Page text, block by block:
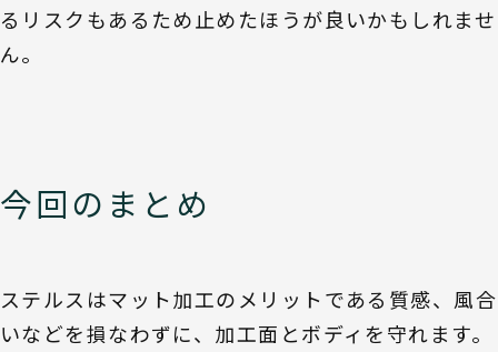
るリスクもあるため止めたほうが良いかもしれませ
ん。
今回のまとめ
ステルスはマット加工のメリットである質感、風合
いなどを損なわずに、加工面とボディを守れます。